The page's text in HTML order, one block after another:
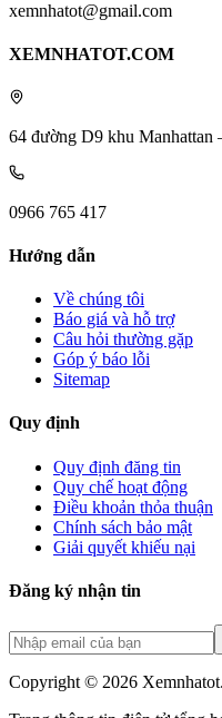
xemnhatot@gmail.com
XEMNHATOT.COM
64 đường D9 khu
0966 765 417
Hướng dẫn
Về chúng tôi
Báo giá và hỗ trợ
Câu hỏi thường gặp
Góp ý báo lỗi
Sitemap
Quy định
Quy định đăng tin
Quy chế hoạt động
Điều khoản thỏa thuận
Chính sách bảo mật
Giải quyết khiếu nại
Đăng ký nhận tin
Copyright © 2026